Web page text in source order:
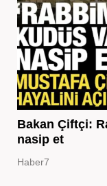
Bakan Çiftçi:
nasip et
Haber7